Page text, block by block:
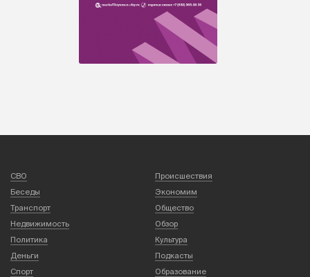
СВО
Происшествия
Беседы
Экономим
Транспорт
Общество
Недвижимость
Обзор
Политика
Культура
Деньги
Подкасты
Спорт
Образование